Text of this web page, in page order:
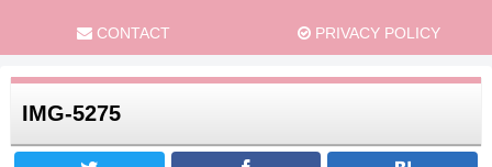
CONTACT PRIVACY POLICY
IMG-5275